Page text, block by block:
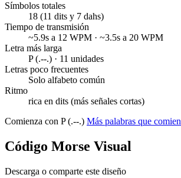
Símbolos totales
18 (11 dits y 7 dahs)
Tiempo de transmisión
~5.9s a 12 WPM · ~3.5s a 20 WPM
Letra más larga
P (.--.) · 11 unidades
Letras poco frecuentes
Solo alfabeto común
Ritmo
rica en dits (más señales cortas)
Comienza con P (.--.) Más palabras que
Código Morse Visual
Descarga o comparte este diseño